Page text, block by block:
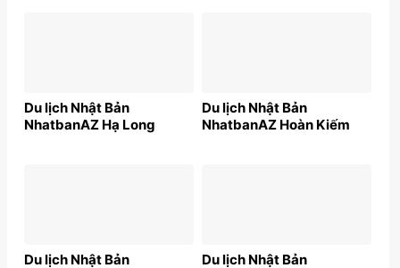
Du lịch Nhật Bản
NhatbanAZ Hạ Long
Du lịch Nhật Bản
NhatbanAZ Hoàn Kiếm
Du lịch Nhật Bản
Du lịch Nhật Bản